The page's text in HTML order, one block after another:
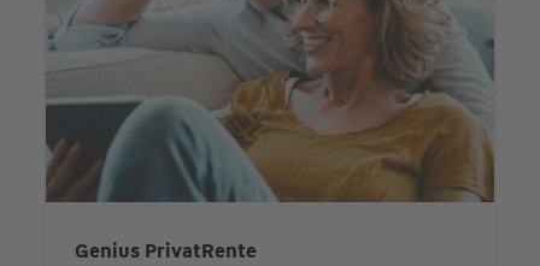
Genius PrivatRente